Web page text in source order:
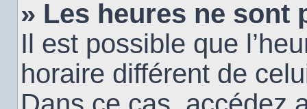
» Les heures ne sont
Il est possible que
horaire différent de